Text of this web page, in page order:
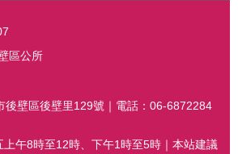
區公所
後壁區後壁里129號｜電話：06-6872284
上午8時至12時、下午1時至5時｜本站建議